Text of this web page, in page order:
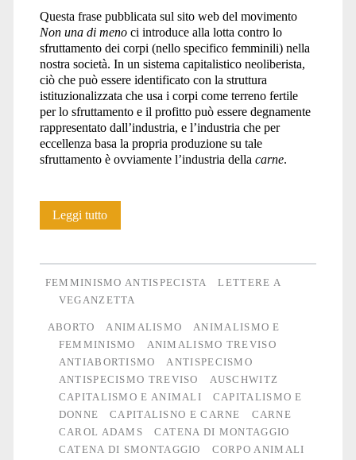
Questa frase pubblicata sul sito web del movimento
Non una di menoci introduce alla lotta contro lo
sfruttamento dei corpi (nello specifico femminili) nella
nostra società. In un sistema capitalistico neoliberista,
ciò che può essere identificato con la struttura
istituzionalizzata che usa i corpi come terreno fertile
per lo sfruttamento e il profitto può essere degnamente
rappresentato dall’industria, e l’industria che per
eccellenza basa la propria produzione su tale
sfruttamento è ovviamente l’industria della carne.
Leggi tuttoNon
di
liberazione)
di
meno
FEMMINISMO ANTISPECISTA
LETTERE A
VEGANZETTA
ABORTO ANIMALISMO
ANIMALISMO E
FEMMINISMO
ANIMALISMO TREVISO
ANTIABORTISMO
ANTISPECISMO
ANTISPECISMO TREVISO
AUSCHWITZ
CAPITALISMO E ANIMALI
CAPITALISMO E
DONNE
CAPITALISNO E CARNE
CARNE
CAROL ADAMS
CATENA DI MONTAGGIO
CATENA DI SMONTAGGIO
CORPO ANIMALI